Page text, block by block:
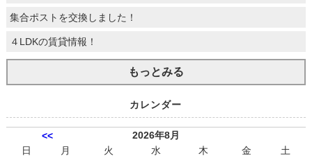
集合ポストを交換しました！
４LDKの賃貸情報！
もっとみる
カレンダー
<<
2026年8月
日
月 火 水 木 金 土